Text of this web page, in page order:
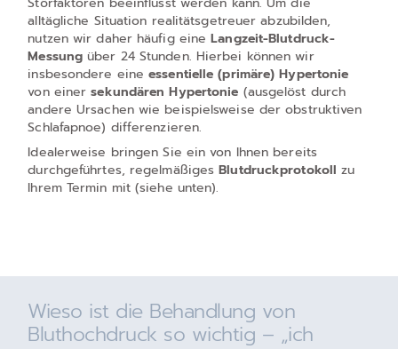
alltägliche Situation realitätsgetreuer abzubilden,
nutzen wir daher häufig eineLangzeit-Blutdruck-
Messung über 24 Stunden. Hierbei können wir
insbesondere eineessentielle (primäre) Hypertonie
von einersekundären Hypertonie (ausgelöst durch
andere Ursachen wie beispielsweise der obstruktiven
Schlafapnoe) differenzieren.
Idealerweise bringen Sie ein von Ihnen bereits
durchgeführtes, regelmäßigesBlutdruckprotokoll zu
Ihrem Termin mit (siehe unten).
Wieso ist die Behandlung von
Bluthochdruck so wichtig – „ich